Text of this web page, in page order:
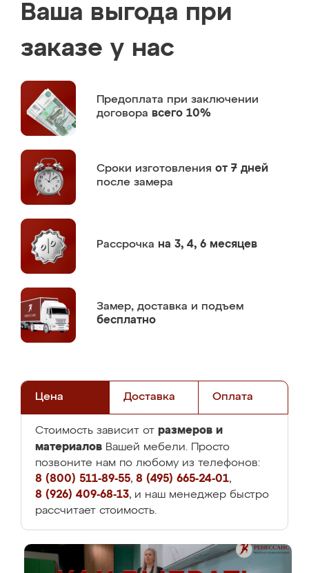
Ваша выгода при
заказе у нас
Предоплата при заключении
договора всего 10%
Сроки изготовления от 7 дней
после замера
Рассрочка на 3, 4, 6 месяцев
Замер, доставка и подъем
бесплатно
Цена Доставка Оплата
Стоимость зависит от размеров и
материалов Вашей мебели. Просто
позвоните нам по любому из телефонов:
8 (800) 511-89-55, 8 (495) 665-24-01,
8 (926) 409-68-13, и наш менеджер быстро
рассчитает стоимость.